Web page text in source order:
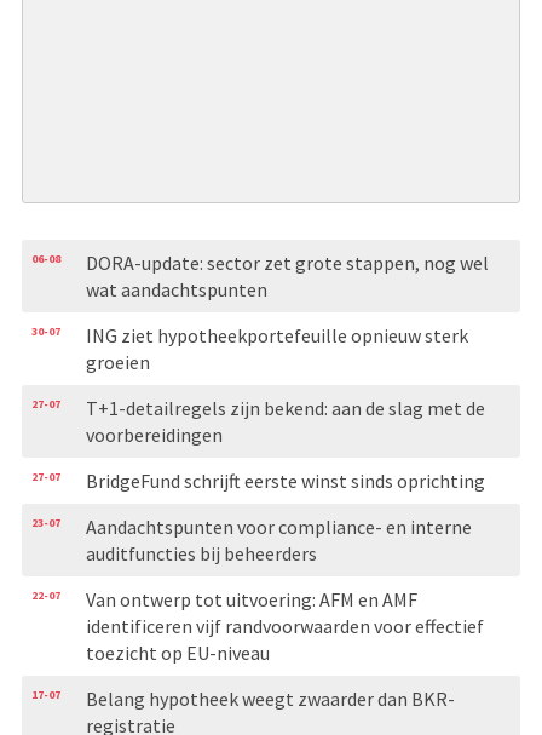
06-08
DORA-update: sector zet grote stappen, nog wel
wat aandachtspunten
30-07
ING ziet hypotheekportefeuille opnieuw sterk
groeien
27-07
T+1-detailregels zijn bekend: aan de slag met de
voorbereidingen
27-07 BridgeFund schrijft eerste winst sinds oprichting
23-07
Aandachtspunten voor compliance- en interne
auditfuncties bij beheerders
22-07
Van ontwerp tot uitvoering: AFM en AMF
identificeren vijf randvoorwaarden voor effectief
toezicht op EU-niveau
17-07
Belang hypotheek weegt zwaarder dan BKR-
registratie